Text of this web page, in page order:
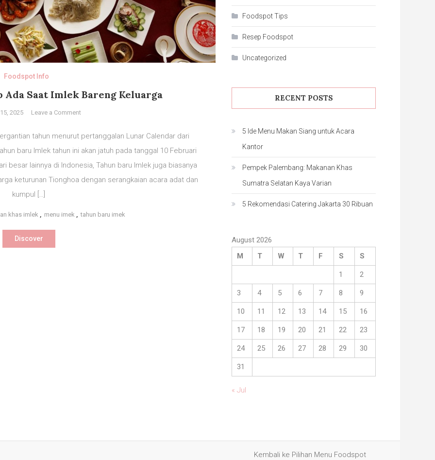
Foodspot Info
Ada Saat Imlek Bareng Keluarga
2025 Leave a Commenton
Makanan
Wajib
Ada
Saat
Keluarga
tahun menurut pertanggalan Lunar Calendar dari
baru Imlek tahun ini akan jatuh pada tanggal 10 Februari
besar lainnya di Indonesia, Tahun baru Imlek juga biasanya
keturunan Tionghoa dengan serangkaian acara adat dan
kumpul […]
khas imlek menu imek tahun baru imek
Discover
Foodspot Tips
Resep Foodspot
Uncategorized
RECENT POSTS
5 Ide Menu Makan Siang untuk Acara
Kantor
Pempek Palembang: Makanan Khas
Sumatra Selatan Kaya Varian
5 Rekomendasi Catering Jakarta 30 Ribuan
August 2026
M
T W T F S S
1 2
3 4 5 6 7 8 9
10 11 12 13 14 15 16
17 18 19 20 21 22 23
24 25 26 27 28 29 30
31
« Jul
Kembali ke Pilihan Menu Foodspot